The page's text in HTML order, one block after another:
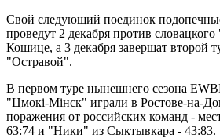
Свой следующий поединок
проведут 2 декабря против
Кошице, а 3 декабря завершат второй
"Остравой".
В первом туре нынешнего сезона
"Цмокi-Мiнск" играли в Ростове-на-
поражения от российских команд -
63:74 и "Ники" из Сыктывкара - 43:83.